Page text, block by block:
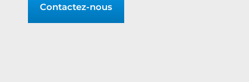
Contactez-nous